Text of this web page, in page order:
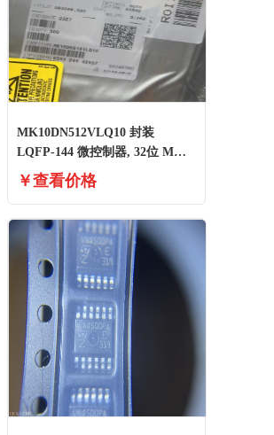
MK10DN512VLQ10 封装
LQFP-144 微控制器, 32位 M4
100MHz
￥查看价格